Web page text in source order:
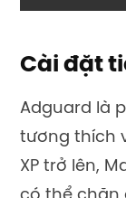
Cài đặt
Adguard là
tương thích
XP trở lên,